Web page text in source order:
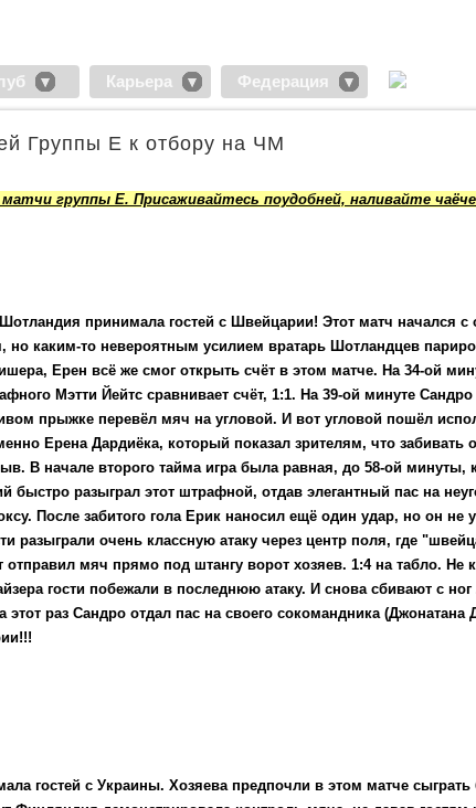
Карьера Федерация
Группы Е к отбору на ЧМ
группы Е. Присаживайтесь поудобней, наливайте
принимала гостей с Швейцарии! Этот матч начался с
каким-то невероятным усилием вратарь Шотландцев
Ерен всё же смог открыть счёт в этом матче. На 34-ой
Мэтти Йейтс сравнивает счёт, 1:1. На 39-ой минуте Сандро
прыжке перевёл мяч на угловой. И вот угловой пошёл
Ерена Дардиёка, который показал зрителям, что забивать
В начале второго тайма игра была равная, до 58-ой минуты,
разыграл этот штрафной, отдав элегантный пас на
После забитого гола Ерик наносил ещё один удар, но он не
разыграли очень классную атаку через центр поля, где
мяч прямо под штангу ворот хозяев. 1:4 на табло. Не
гости побежали в последнюю атаку. И снова сбивают с
раз Сандро отдал пас на своего сокомандника (Джонатана
гостей с Украины. Хозяева предпочли в этом матче